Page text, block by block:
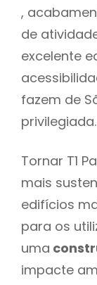
,
de
excelente
fazem de
privilegiada.
Tornar T1
mais
edifícios
para os
uma
impacte